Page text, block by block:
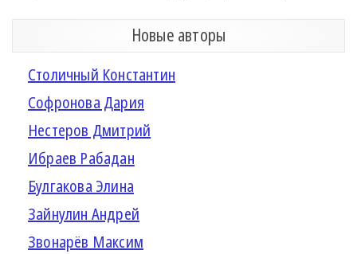
Новые авторы
Столичный Константин
Софронова Дария
Нестеров Дмитрий
Ибраев Рабадан
Булгакова Элина
Зайнулин Андрей
Звонарёв Максим